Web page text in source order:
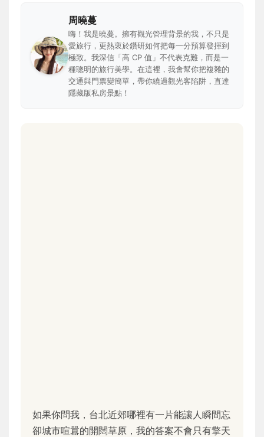
周曉蔓
嗨！我是曉蔓。擁有觀光管理背景的我，不只是
愛旅行，更熱衷於鑽研如何把每一分預算發揮到
極致。我深信「高 CP 值」不代表克難，而是一
種聰明的旅行美學。在這裡，我會幫你把複雜的
交通與門票變簡單，帶你繞過觀光客陷阱，直達
隱藏版私房景點！
如果你問我，台北近郊哪裡有一片能讓人瞬間忘
卻城市喧囂的開闊草原，我的答案不會只有擎天